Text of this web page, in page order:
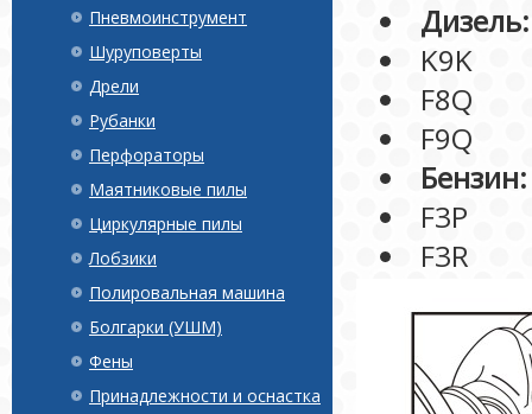
Пневмоинструмент
Шуруповерты
Дрели
Рубанки
Перфораторы
Маятниковые пилы
Циркулярные пилы
Лобзики
Полировальная машина
Болгарки (УШМ)
Фены
Принадлежности и оснастка
Дизель:
K9K
F8Q
F9Q
Бензин:
F3P
F3R